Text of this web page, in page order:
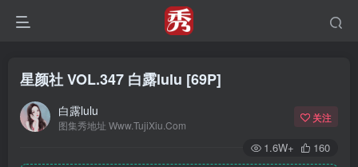
星颜社 VOL.347 白露lulu [69P]
白露lulu
图集秀地址 Www.TujiXiu.Com
关注
1.6W+ 160